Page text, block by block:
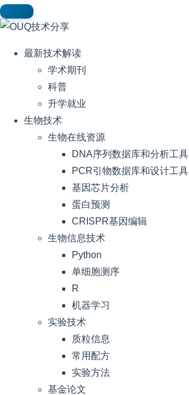
最新技术解读
学术期刊
科普
升学就业
生物技术
生物在线资源
DNA序列数据库和分析工具
PCR引物数据库和设计工具
基因芯片分析
蛋白预测
CRISPR基因编辑
生物信息技术
Python
单细胞测序
R
机器学习
实验技术
质粒信息
常用配方
实验方法
基金论文